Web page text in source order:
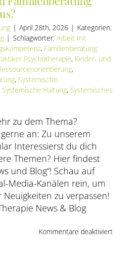
| April 28th, 2026 | Kategorien:
| Schlagwörter: Arbeit mit
, Familienberatung
Psychotherapie, Kinder- und
,
, Systemische
Systemische Haltung, Systemisches
zu dem Thema?
an: Zu unserem
Interessierst du dich
Themen? Hier findest
und Blog“! Schau auf
Media-Kanälen rein, um
zu verpassen!
News & Blog
Kommentare deaktiviertfür